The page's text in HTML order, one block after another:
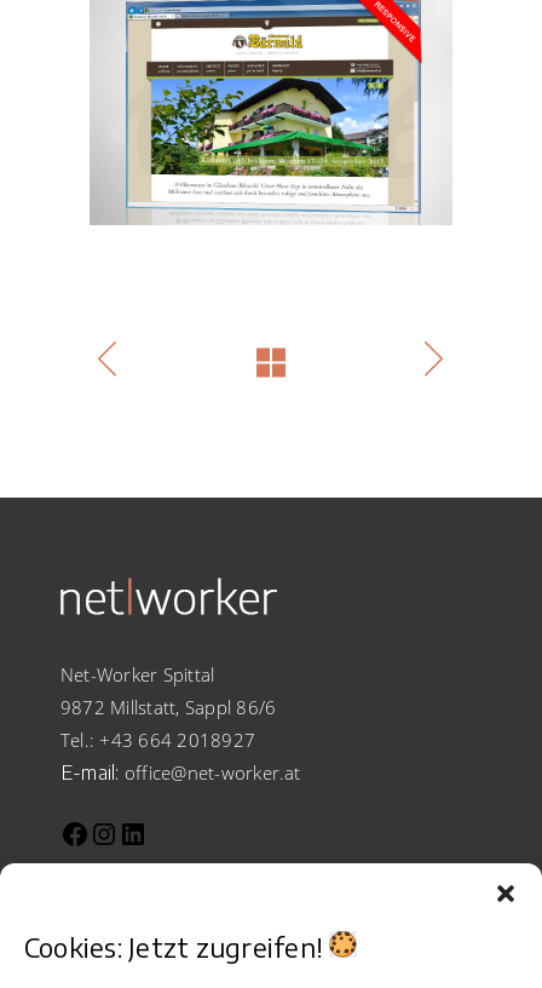
Cookies: Jetzt zugreifen!
Net-Worker Spittal
9872 Millstatt, Sappl 86/6
Tel.: +43 664 2018927
E-mail: office@net-worker.at
Facebook
Instagram